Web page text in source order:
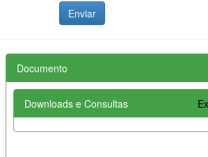
Documento
Downloads e Consultas